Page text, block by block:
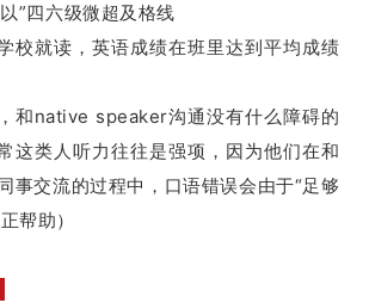
”四六级微超及格线
校就读，英语成绩在班里达到平均成绩
和native speaker沟通没有什么障碍的
这类人听力往往是强项，因为他们在和
事交流的过程中，口语错误会由于“足够
帮助）